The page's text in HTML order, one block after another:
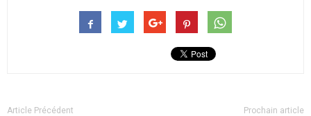
Article Précédent Prochain article